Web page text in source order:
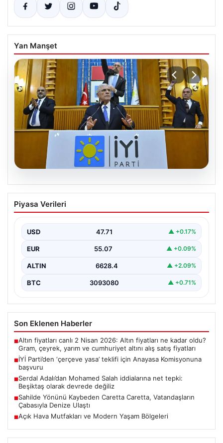
Yan Manşet
İYİ Parti’den ‘çerçeve yasa’ teklifi için
Anayasa Komisyonuna başvuru
Piyasa Verileri
USD 47.71 ▲ +0.17%
EUR 55.07 ▲ +0.09%
ALTIN 6628.4 ▲ +2.09%
BTC 3093080 ▲ +0.71%
Son Eklenen Haberler
■Altın fiyatları canlı 2 Nisan 2026: Altın fiyatları ne kadar oldu?
Gram, çeyrek, yarım ve cumhuriyet altını alış satış fiyatları
■İYİ Parti’den ‘çerçeve yasa’ teklifi için Anayasa Komisyonuna
başvuru
■Serdal Adalı’dan Mohamed Salah iddialarına net tepki:
Beşiktaş olarak devrede değiliz
■Sahilde Yönünü Kaybeden Caretta Caretta, Vatandaşların
Çabasıyla Denize Ulaştı
■Açık Hava Mutfakları ve Modern Yaşam Bölgeleri